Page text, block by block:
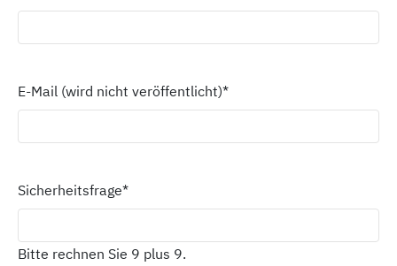
E-Mail (wird nicht veröffentlicht)*
Sicherheitsfrage*
Bitte rechnen Sie 9 plus 9.